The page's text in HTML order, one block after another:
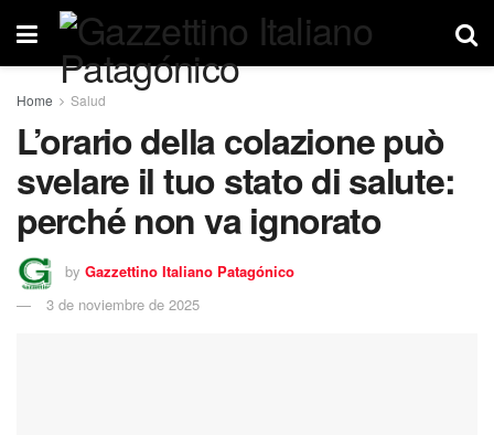
Home Salud
L’orario della colazione può
svelare il tuo stato di salute:
perché non va ignorato
by Gazzettino Italiano Patagónico
3 de noviembre de 2025